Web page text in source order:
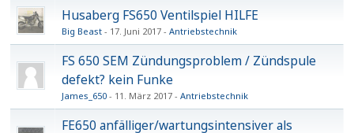
Husaberg FS650 Ventilspiel HILFE
Big Beast 17. Juni 2017 Antriebstechnik
FS 650 SEM Zündungsproblem / Zündspule
defekt? kein Funke
James_650 11. März 2017 Antriebstechnik
FE650 anfälliger/wartungsintensiver als